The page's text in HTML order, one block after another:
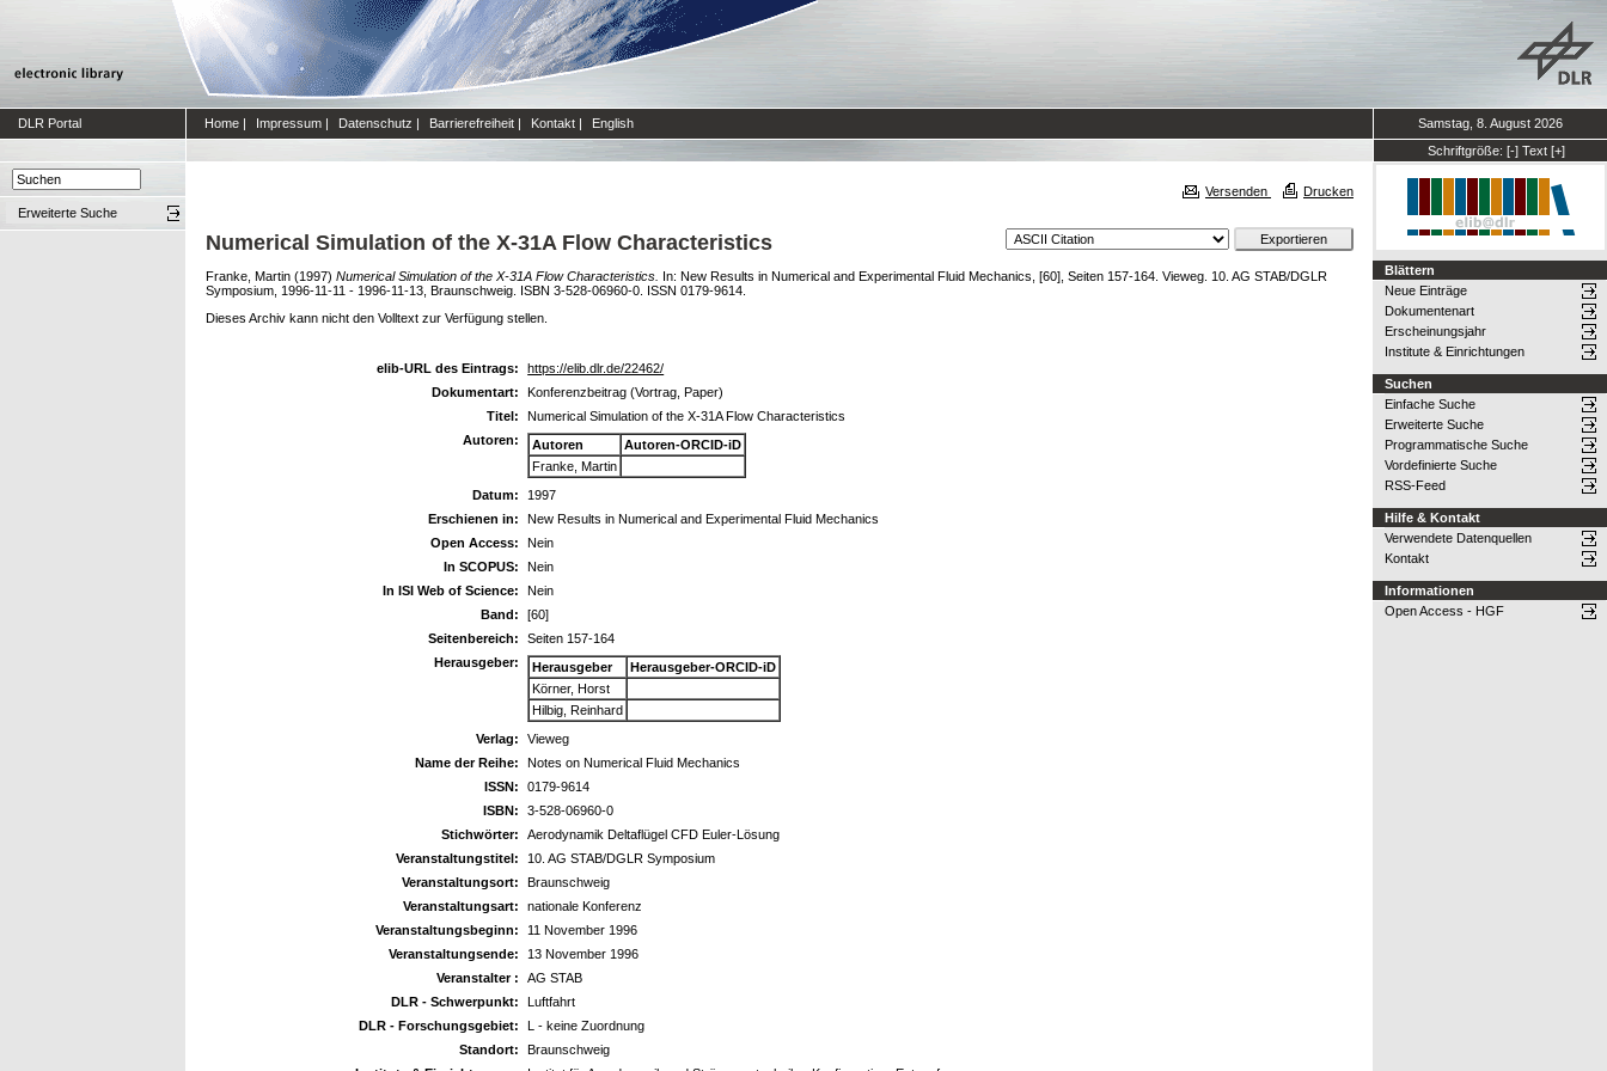
DLR Portal Home | Impressum | Datenschutz | Barrierefreiheit | Kontakt | English
Samstag, 8. August 2026
Schriftgröße: [-] Text [+]
Erweiterte Suche
Versenden Drucken
Numerical Simulation of the X-31A Flow Characteristics
Franke, Martin (1997) Numerical Simulation of the X-31A Flow Characteristics. In: New Results in Numerical and Experimental Fluid Mechanics, [60], Seiten 157-164. Vieweg. 10. AG STAB/DGLR
Symposium, 1996-11-11 - 1996-11-13, Braunschweig. ISBN 3-528-06960-0. ISSN 0179-9614.
Dieses Archiv kann nicht den Volltext zur Verfügung stellen.
elib-URL des Eintrags:
https://elib.dlr.de/22462/
Dokumentart:
Konferenzbeitrag (Vortrag, Paper)
Titel:
Numerical Simulation of the X-31A Flow Characteristics
Autoren:
Autoren
Autoren-ORCID-iD
Franke, Martin
Datum:
1997
Erschienen in:
New Results in Numerical and Experimental Fluid Mechanics
Open Access:
Nein
In SCOPUS:
Nein
In ISI Web of Science:
Nein
Band:
[60]
Seitenbereich:
Seiten 157-164
Herausgeber:
Herausgeber
Herausgeber-ORCID-iD
Körner, Horst
Hilbig, Reinhard
Verlag:
Vieweg
Name der Reihe:
Notes on Numerical Fluid Mechanics
ISSN:
0179-9614
ISBN:
3-528-06960-0
Stichwörter:
Aerodynamik Deltaflügel CFD Euler-Lösung
Veranstaltungstitel:
10. AG STAB/DGLR Symposium
Veranstaltungsort:
Braunschweig
Veranstaltungsart:
nationale Konferenz
Veranstaltungsbeginn:
11 November 1996
Veranstaltungsende:
13 November 1996
Veranstalter :
AG STAB
DLR - Schwerpunkt:
Luftfahrt
DLR - Forschungsgebiet:
L - keine Zuordnung
Standort:
Braunschweig
Blättern
Neue Einträge
Dokumentenart
Erscheinungsjahr
Institute & Einrichtungen
Suchen
Einfache Suche
Erweiterte Suche
Programmatische Suche
Vordefinierte Suche
RSS-Feed
Hilfe & Kontakt
Verwendete Datenquellen
Kontakt
Informationen
Open Access - HGF